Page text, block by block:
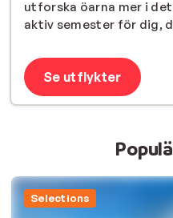
utforska öarna mer i
aktiv semester för dig,
Se utflykter
Selections